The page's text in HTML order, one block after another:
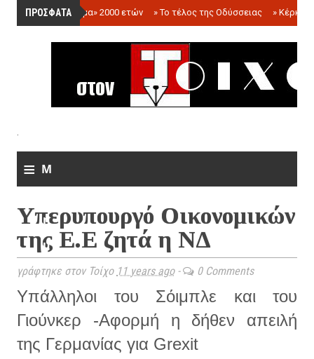
ΠΡΟΣΦΑΤΑ
»«Ολόγραμμα» 2000 ετών »Το τέλος της Οδύσσειας »
.
≡ M
n
u
Υπερυπουργό Οικονομικών
της Ε.Ε ζητά η ΝΔ
γράφτηκε στον Τοίχο 11 years ago- 0 Comments
Υπάλληλοι του Σόιμπλε και του
Γιούνκερ -Αφορμή η δήθεν απειλή
της Γερμανίας για Grexit